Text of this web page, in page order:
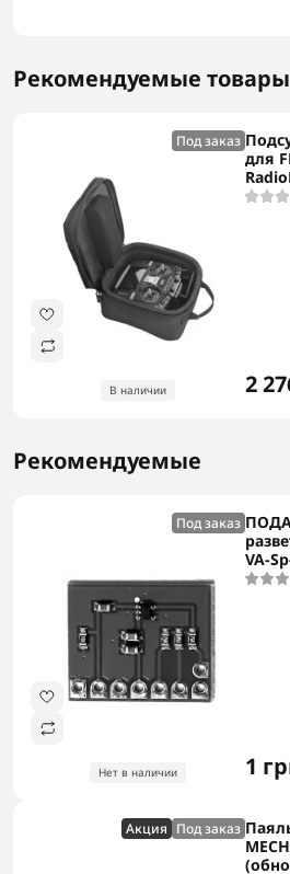
Рекомендуемые товары
Под заказ
В наличии
для
2
Рекомендуемые
Под заказ
Нет в наличии
VA-
1
Акция Под заказ